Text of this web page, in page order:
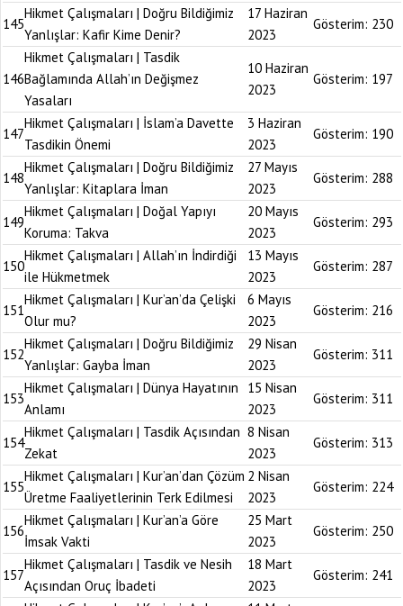
145
Hikmet Çalışmaları | Doğru Bildiğimiz
Yanlışlar: Kafir Kime Denir?
17 Haziran
2023
Gösterim: 230
146
Hikmet Çalışmaları | Tasdik
Bağlamında Allah’ın Değişmez
Yasaları
10 Haziran
2023
Gösterim: 197
147
Hikmet Çalışmaları | İslam’a Davette
Tasdikin Önemi
3 Haziran
2023
Gösterim: 190
148
Hikmet Çalışmaları | Doğru Bildiğimiz
Yanlışlar: Kitaplara İman
27 Mayıs
2023
Gösterim: 288
149
Hikmet Çalışmaları | Doğal Yapıyı
Koruma: Takva
20 Mayıs
2023
Gösterim: 293
150
Hikmet Çalışmaları | Allah’ın İndirdiği
ile Hükmetmek
13 Mayıs
2023
Gösterim: 287
151
Hikmet Çalışmaları | Kur’an’da Çelişki
Olur mu?
6 Mayıs
2023
Gösterim: 216
152
Hikmet Çalışmaları | Doğru Bildiğimiz
Yanlışlar: Gayba İman
29 Nisan
2023
Gösterim: 311
153
Hikmet Çalışmaları | Dünya Hayatının
Anlamı
15 Nisan
2023
Gösterim: 311
154
Hikmet Çalışmaları | Tasdik Açısından
Zekat
8 Nisan
2023
Gösterim: 313
155
Hikmet Çalışmaları | Kur’an’dan Çözüm
Üretme Faaliyetlerinin Terk Edilmesi
2 Nisan
2023
Gösterim: 224
156
Hikmet Çalışmaları | Kur’an’a Göre
İmsak Vakti
25 Mart
2023
Gösterim: 250
157
Hikmet Çalışmaları | Tasdik ve Nesih
Açısından Oruç İbadeti
18 Mart
2023
Gösterim: 241